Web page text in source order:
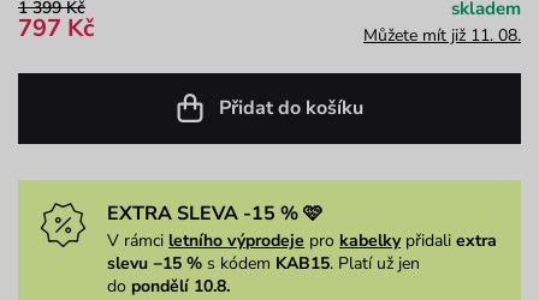
1 399 Kč
797 Kč
skladem
Můžete mít již 11. 08.
Přidat do košíku
EXTRA SLEVA -15 % 🩷
V rámci letního výprodeje pro kabelkypřidali extra
slevu −15 % s kódem KAB15. Platí už jen
do pondělí 10.8.